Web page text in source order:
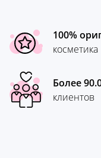
100%
косметика
Более
клиентов